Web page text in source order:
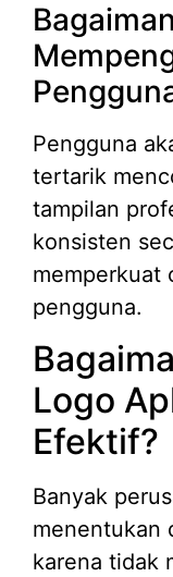
Pengguna
tertarik
tampilan
konsisten
memperkuat
pengguna.
Logo
Efektif?
Banyak
menentukan
karena tidak